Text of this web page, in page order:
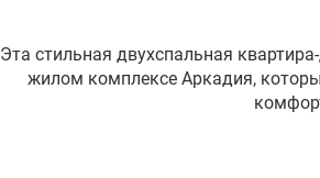
Эта стильная двухспальная
жилом комплексе Аркадия,